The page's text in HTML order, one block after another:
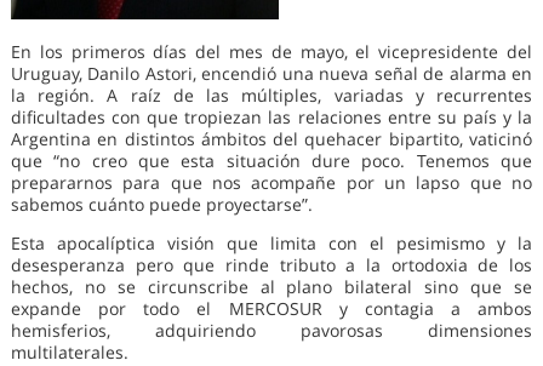
En los primeros días del mes de mayo, el vicepresidente del
Uruguay, Danilo Astori, encendió una nueva señal de alarma en
la región. A raíz de las múltiples, variadas y recurrentes
dificultades con que tropiezan las relaciones entre su país y la
Argentina en distintos ámbitos del quehacer bipartito, vaticinó
que “no creo que esta situación dure poco. Tenemos que
prepararnos para que nos acompañe por un lapso que no
sabemos cuánto puede proyectarse”.
Esta apocalíptica visión que limita con el pesimismo y la
desesperanza pero que rinde tributo a la ortodoxia de los
hechos, no se circunscribe al plano bilateral sino que se
expande por todo el MERCOSUR y contagia a ambos
hemisferios, adquiriendo pavorosas dimensiones
multilaterales.